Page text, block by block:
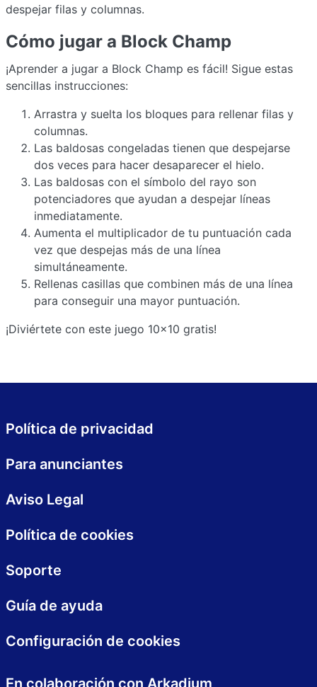
despejar filas y columnas.
Cómo jugar a Block Champ
¡Aprender a jugar a Block Champ es fácil! Sigue estas
sencillas instrucciones:
Arrastra y suelta los bloques para rellenar filas y
columnas.
Las baldosas congeladas tienen que despejarse
dos veces para hacer desaparecer el hielo.
Las baldosas con el símbolo del rayo son
potenciadores que ayudan a despejar líneas
inmediatamente.
Aumenta el multiplicador de tu puntuación cada
vez que despejas más de una línea
simultáneamente.
Rellenas casillas que combinen más de una línea
para conseguir una mayor puntuación.
¡Diviértete con este juego 10x10 gratis!
En colaboración con Arkadium
Política de privacidad
Aviso Legal
Soporte
Para anunciantes
Política de cookies
Guía de ayuda
Configuración de cookies